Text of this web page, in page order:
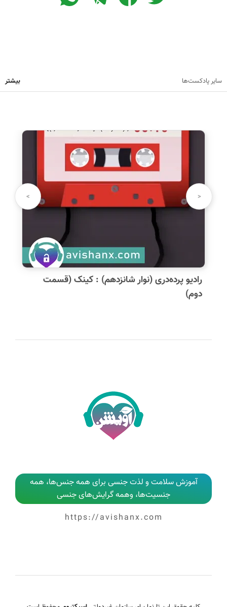
سایر پادکست‌ها بیشتر
<
>
رادیو پرده‌دری (نوار شانزدهم) : کینک (قسمت
دوم)
آموزش سلامت و لذت جنسی برای همه جنس‌ها، همه
جنسیت‌ها، وهمه گرایش‌های جنسی
https://avishanx.com